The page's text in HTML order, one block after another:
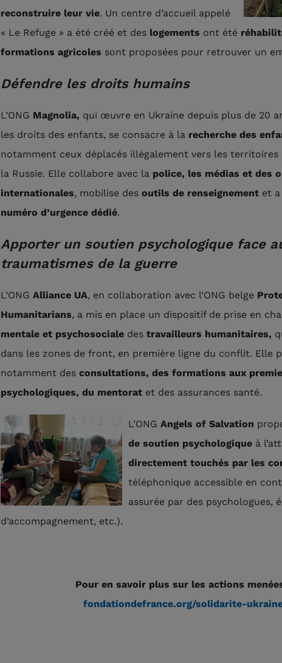
reconstruire leur vie. Un centre d’accueil appelé
« Le Refuge » a été créé et des logements ont été
formations agricoles sont proposées pour retrouver un
Défendre les droits humains
L’ONG Magnolia, qui œuvre en Ukraine depuis plus de 20
les droits des enfants, se consacre à la recherche des
notamment ceux déplacés illégalement vers les territoires
la Russie. Elle collabore avec la police, les médias et des
internationales, mobilise des outils de renseignement et
numéro d’urgence dédié.
Apporter un soutien psychologique face
traumatismes de la guerre
L’ONG Alliance UA, en collaboration avec l’ONG belge
Humanitarians, a mis en place un dispositif de prise en
mentale et psychosociale des travailleurs humanitaires,
dans les zones de front, en première ligne du conflit. Elle
notamment des consultations, des formations aux
psychologiques, du mentorat et des assurances santé.
L’ONG Angels of Salvation
de soutien psychologique à
directement touchés par les
téléphonique accessible en
assurée par des psychologues,
d’accompagnement, etc.).
Pour en savoir plus sur les actions
fondationdefrance.org/solidarite-